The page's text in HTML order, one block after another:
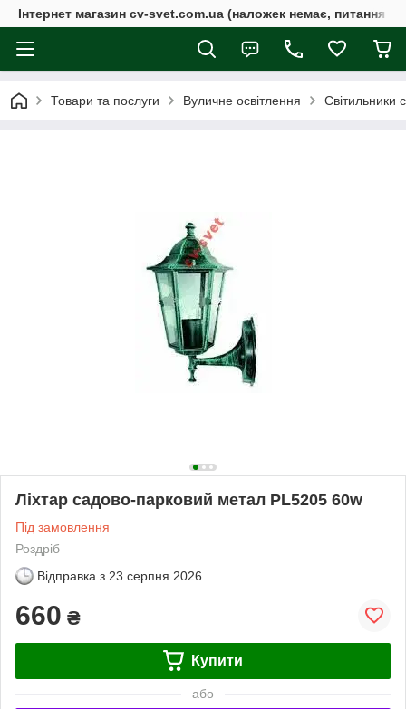
Інтернет магазин cv-svet.com.ua (наложек немає, питання у
Товари та послуги Вуличне освітлення Світильники
Ліхтар садово-парковий метал PL5205 60w
Під замовлення
Роздріб
Відправка з 23 серпня 2026
660 ₴
Купити
або